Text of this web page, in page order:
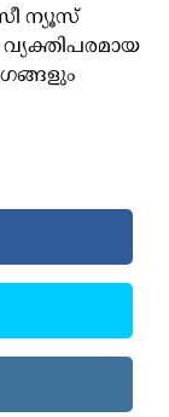
ന്യൂസ്